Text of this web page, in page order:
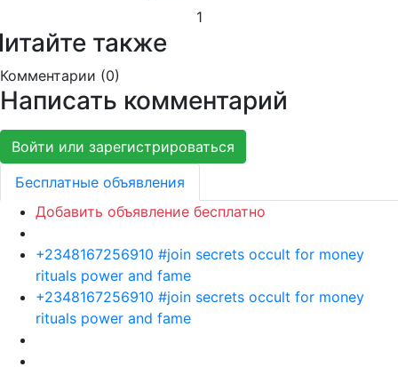
1
также
Комментарии (0)
Написать комментарий
Войти или зарегистрироваться
Бесплатные объявления
Добавить объявление бесплатно
+2348167256910 #join secrets occult for money
rituals power and fame
+2348167256910 #join secrets occult for money
rituals power and fame